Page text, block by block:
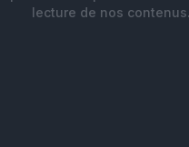
lecture de nos contenus.